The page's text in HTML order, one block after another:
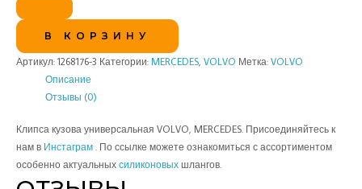
В КОРЗИНУ
Артикул:1268176-3 Категории: MERCEDES, VOLVO Метка: VOLVO
Описание
Отзывы (0)
Клипса кузова универсальная VOLVO, MERCEDES. Присоединяйтесь к
нам в Инстаграм . По ссылке можете ознакомиться с ассортиментом
особенно актуальных силиконовых шлангов.